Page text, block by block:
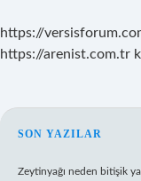
https://
https://arenist.com.tr
SON YAZILAR
Zeytinyağı neden bitişik